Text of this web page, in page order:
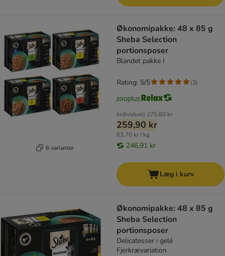
6 varianter
Økonomipakke: 48 x 85 g
Sheba Selection
portionsposer
Blandet pakke I
Individuelt 275,60 kr
259,90 kr
63,70 kr / kg
246,91 kr
Rating: 5/5 (3)
Læg i kurv
Økonomipakke: 48 x 85 g
Sheba Selection
portionsposer
Delicatesser i gelé
Fjerkrævariation